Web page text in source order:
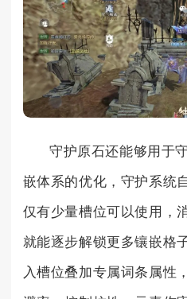
守护原石还能够用于
嵌体系的优化，守护系统
仅有少量槽位可以使用，
就能逐步解锁更多镶嵌格
入槽位叠加专属词条属性